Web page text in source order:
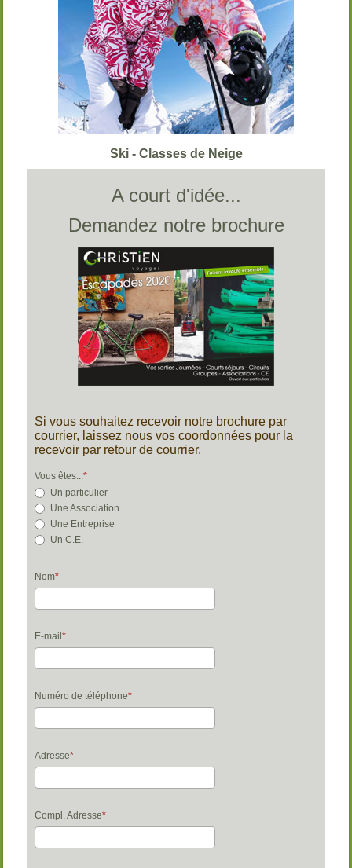
Ski - Classes de Neige
A court d'idée...
Demandez notre brochure
Si vous souhaitez recevoir notre brochure par
courrier, laissez nous vos coordonnées pour la
recevoir par retour de courrier.
Vous êtes...
Un particulier
Une Association
Une Entreprise
Un C.E.
Nom
E-mail
Numéro de téléphone
Adresse
Compl. Adresse